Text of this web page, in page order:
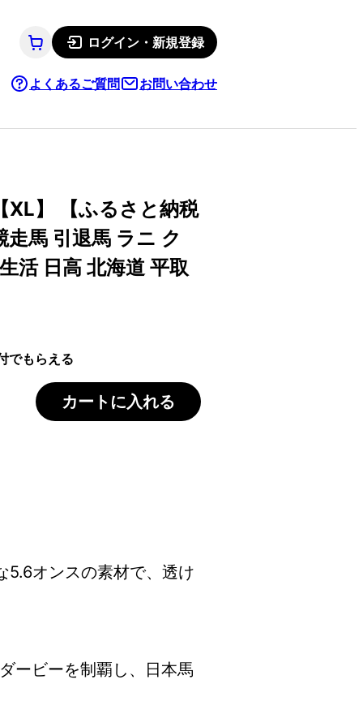
ログイン・新規登録
よくあるご質問 お問い合わせ
XL】 【ふるさと納税
馬 引退馬 ラニ ク
活 日高 北海道 平取
でもらえる
カートに入れる
5.6オンスの素材で、透け
ービーを制覇し、日本馬